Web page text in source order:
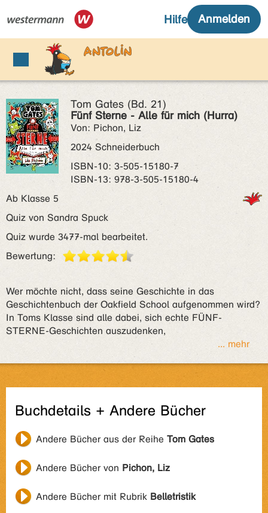
Tom Gates (Bd. 21)
Fünf Sterne - Alle für mich (Hurra)
Von: Pichon, Liz
2024 Schneiderbuch
ISBN‑10: 3-505-15180-7
ISBN‑13: 978-3-505-15180-4
Ab Klasse 5
Quiz von Sandra Spuck
Quiz wurde 3477-mal bearbeitet.
Bewertung:
Wer möchte nicht, dass seine Geschichte in das
Geschichtenbuch der Oakfield School aufgenommen wird?
In Toms Klasse sind alle dabei, sich echte FÜNF-
STERNE-Geschichten auszudenken,
... mehr
Buchdetails + Andere Bücher
Andere Bücher aus der Reihe Tom Gates
Andere Bücher von Pichon, Liz
Andere Bücher mit Rubrik Belletristik